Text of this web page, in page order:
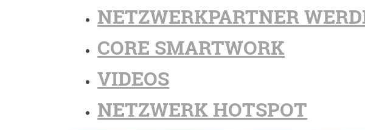
NETZWERKPARTNER
CORE SMARTWORK
VIDEOS
NETZWERK HOTSPOT